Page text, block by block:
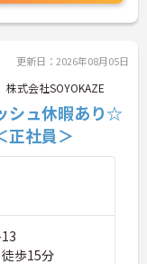
更新日：2026年08月05日
株式会社SOYOKAZE
シュ休暇あり☆
正社員＞
歩15分